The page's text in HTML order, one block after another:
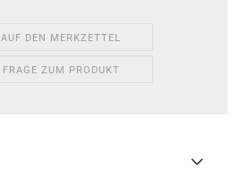
AUF DEN MERKZETTEL
FRAGE ZUM PRODUKT